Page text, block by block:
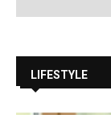
LIFESTYLE